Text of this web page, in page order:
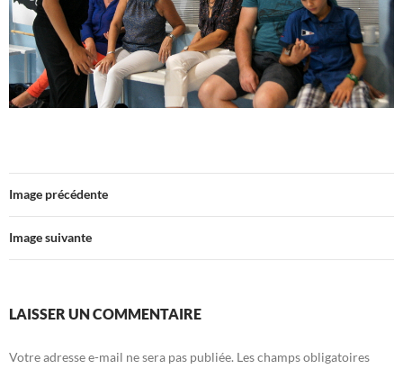
Image précédente
Image suivante
LAISSER UN COMMENTAIRE
Votre adresse e-mail ne sera pas publiée. Les champs obligatoires